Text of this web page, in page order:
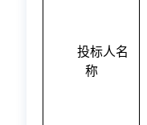
投标人名
称